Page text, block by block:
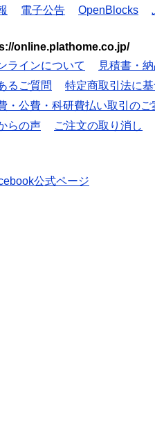
電子公告 OpenBlocks
online.plathome.co.jp/
ラインについて
見積書・
るご質問
特定商取引法に
・公費・科研費払い取引のご
らの声 ご注文の取り消し
公式ページ